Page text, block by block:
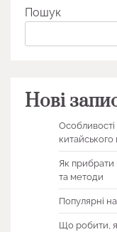
Пошук
Нові
Особливості
китайського
Як прибрати
та методи
Популярні
Що робити,